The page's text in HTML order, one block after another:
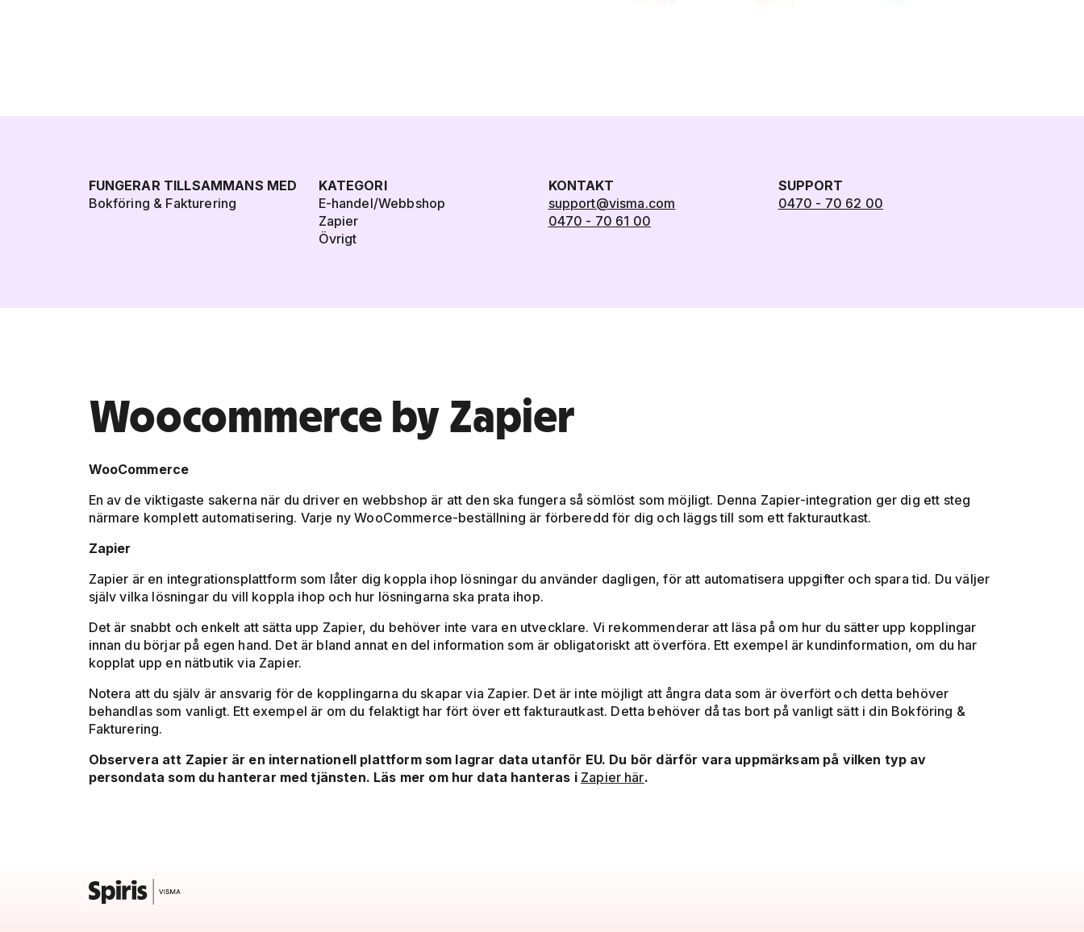
FUNGERAR TILLSAMMANS MED
Bokföring & Fakturering
KATEGORI
E-handel/Webbshop
Zapier
Övrigt
KONTAKT
support@visma.com
0470 - 70 61 00
SUPPORT
0470 - 70 62 00
Woocommerce by Zapier
WooCommerce
En av de viktigaste sakerna när du driver en webbshop är att den ska fungera så sömlöst som möjligt. Denna Zapier-integration ger dig ett steg
närmare komplett automatisering. Varje ny WooCommerce-beställning är förberedd för dig och läggs till som ett fakturautkast.
Zapier
Zapier är en integrationsplattform som låter dig koppla ihop lösningar du använder dagligen, för att automatisera uppgifter och spara tid. Du väljer
själv vilka lösningar du vill koppla ihop och hur lösningarna ska prata ihop.
Det är snabbt och enkelt att sätta upp Zapier, du behöver inte vara en utvecklare. Vi rekommenderar att läsa på om hur du sätter upp kopplingar
innan du börjar på egen hand. Det är bland annat en del information som är obligatoriskt att överföra. Ett exempel är kundinformation, om du har
kopplat upp en nätbutik via Zapier.
Notera att du själv är ansvarig för de kopplingarna du skapar via Zapier. Det är inte möjligt att ångra data som är överfört och detta behöver
behandlas som vanligt. Ett exempel är om du felaktigt har fört över ett fakturautkast. Detta behöver då tas bort på vanligt sätt i din Bokföring &
Fakturering.
Observera att Zapier är en internationell plattform som lagrar data utanför EU. Du bör därför vara uppmärksam på vilken typ av
persondata som du hanterar med tjänsten. Läs mer om hur data hanteras i Zapier här.